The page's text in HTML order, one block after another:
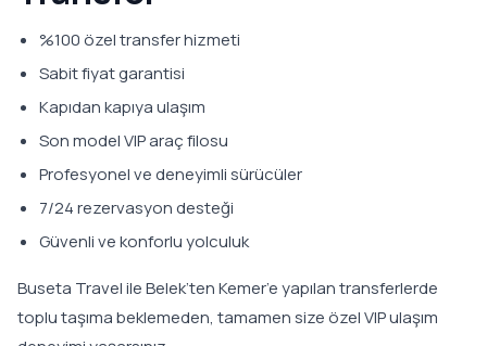
%100 özel transfer hizmeti
Sabit fiyat garantisi
Kapıdan kapıya ulaşım
Son model VIP araç filosu
Profesyonel ve deneyimli sürücüler
7/24 rezervasyon desteği
Güvenli ve konforlu yolculuk
Buseta Travel ile Belek’ten Kemer’e yapılan transferlerde
toplu taşıma beklemeden, tamamen size özel VIP ulaşım